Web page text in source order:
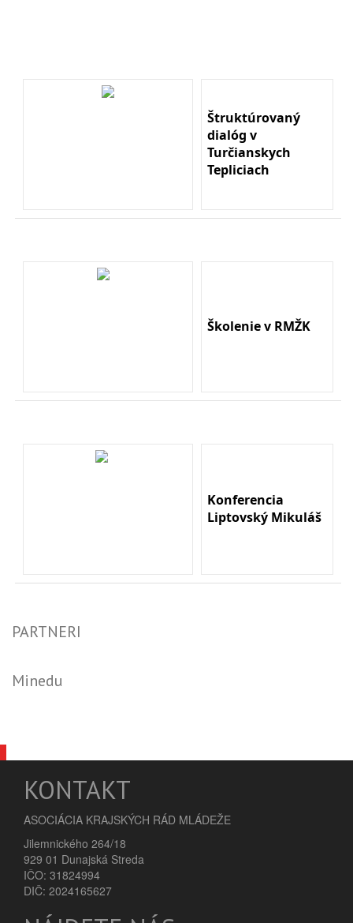
Štruktúrovaný
dialóg v
Turčianskych
Tepliciach
Školenie v RMŽK
Konferencia
Liptovský Mikuláš
PARTNERI
Minedu
KONTAKT
ASOCIÁCIA KRAJSKÝCH RÁD MLÁDEŽE
Jilemnického 264/18
929 01 Dunajská Streda
IČO: 31824994
DIČ: 2024165627